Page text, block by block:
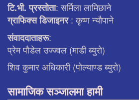
टि.भी. प्रस्ताेता: सर्मिला लामिछाने
ग्राफिक्स डिजाइनर: कृष्ण न्याैपाने
संवाददाताहरू:
प्रेम पौडेल उज्ज्वल (माडी ब्युरो)
शिव कुमार अधिकारी (पोल्याण्ड ब्युरो)
सामाजिक सञ्जालमा हामी